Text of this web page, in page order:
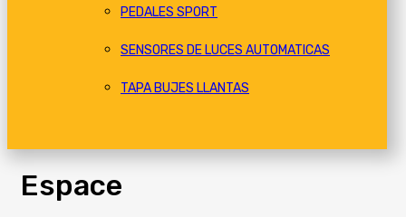
PEDALES SPORT
SENSORES DE LUCES AUTOMATICAS
TAPA BUJES LLANTAS
Espace